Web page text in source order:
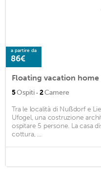
a partire da
86€
Floating vacation
5Ospiti · 2Camere
Tra le località di Nußdorf e
Ufogel, una costruzione
ospitare 5 persone. La casa
cottura, ...